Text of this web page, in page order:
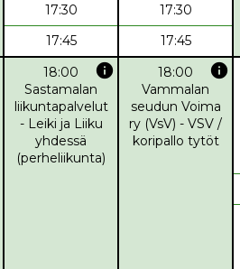
17:30
17:30
17:45
17:45
18:00 info
Sastamalan
liikuntapalvelut
- Leiki ja Liiku
yhdessä
(perheliikunta)
18:00 info
Vammalan
seudun Voima
ry (VsV) - VSV /
koripallo tytöt